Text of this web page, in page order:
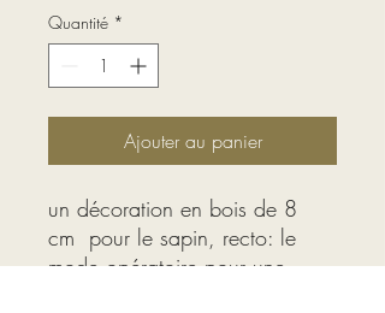
Quantité *
Ajouter au panier
un décoration en bois de 8
cm pour le sapin, recto: le
mode opératoire pour une